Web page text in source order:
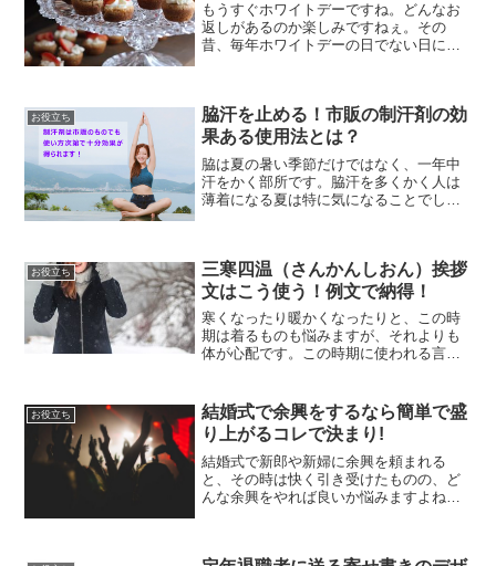
もうすぐホワイトデーですね。どんなお
返しがあるのか楽しみですねぇ。その
昔、毎年ホワイトデーの日でない日にお
そんなことを書いてみようと...
お役立ち
脇汗を止める！市販の制汗剤の効
果ある使用法とは？
脇は夏の暑い季節だけではなく、一年中
汗をかく部所です。脇汗を多くかく人は
薄着になる夏は特に気になることでしょ
声も多く聞きます。しかし...
お役立ち
三寒四温（さんかんしおん）挨拶
文はこう使う！例文で納得！
寒くなったり暖かくなったりと、この時
期は着るものも悩みますが、それよりも
体が心配です。この時期に使われる言葉
く際、どのように使えばいいのかをご紹
介いたします。三寒四温の...
お役立ち
結婚式で余興をするなら簡単で盛
り上がるコレで決まり!
結婚式で新郎や新婦に余興を頼まれる
と、その時は快く引き受けたものの、ど
んな余興をやれば良いか悩みますよね？